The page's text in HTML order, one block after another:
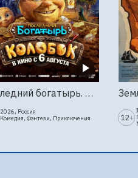
Последний богатырь. Колобок
2026, Россия
Комедия, Фэнтези, Приключения
12+